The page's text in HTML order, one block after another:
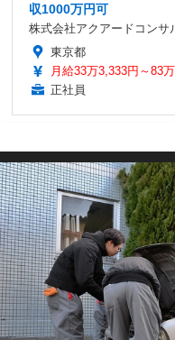
収1000万円可
株式会社アクアードコンサ
東京都
月給33万3,333円～83
正社員